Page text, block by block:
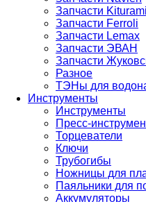
Запчасти Kiturami
Запчасти Ferroli
Запчасти Lemax
Запчасти ЭВАН
Запчасти
Разное
ТЭНы для
Инструменты
Инструменты
Пресс-
Торцеватели
Ключи
Трубогибы
Ножницы для
Паяльники для
Аккумуляторы